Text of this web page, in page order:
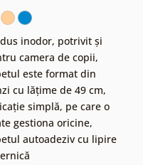
inodor, potrivit și
camera de copii,
este format din
cu lățime de 49 cm,
simplă, pe care o
gestiona oricine,
autoadeziv cu lipire